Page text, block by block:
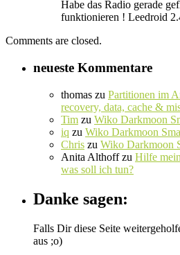
Habe das Radio gerade
funktionieren ! Leedroid
Comments are closed.
neueste Kommentare
thomas zu Partitionen im
recovery, data, cache &
Tim zu Wiko Darkmoon
iq zu Wiko Darkmoon
Chris zu Wiko Darkmoon
Anita Althoffzu Hilfe
was soll ich tun?
Danke sagen:
Falls Dir diese Seite
aus ;o)